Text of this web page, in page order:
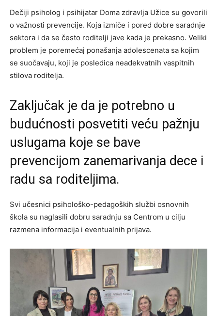
Dečiji psiholog i psihijatar Doma zdravlja Užice su govorili
o važnosti prevencije. Koja izmiče i pored dobre saradnje
sektora i da se često roditelji jave kada je prekasno. Veliki
problem je poremećaj ponašanja adolescenata sa kojim
se suočavaju, koji je posledica neadekvatnih vaspitnih
stilova roditelja.
Zaključak je da je potrebno u
budućnosti posvetiti veću pažnju
uslugama koje se bave
prevencijom zanemarivanja dece i
radu sa roditeljima.
Svi učesnici psihološko-pedagoških službi osnovnih
škola su naglasili dobru saradnju sa Centrom u cilju
razmena informacija i eventualnih prijava.